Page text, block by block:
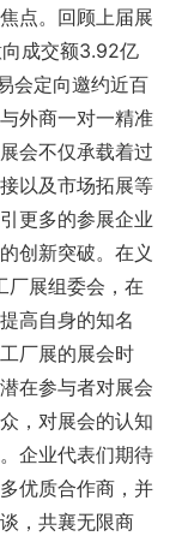
点。回顾上届展
成交额3.92亿
会定向邀约近百
外商一对一精准
会不仅承载着过
以及市场拓展等
更多的参展企业
创新突破。在义
展组委会，在
高自身的知名
厂展的展会时
在参与者对展会
，对展会的认知
企业代表们期待
优质合作商，并
，共襄无限商